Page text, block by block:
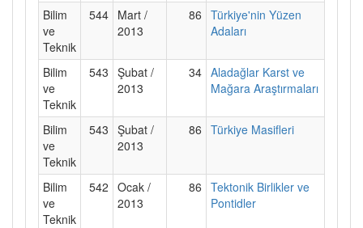
Bilim
ve
Teknik
544 Mart /
2013
86 Türkiye'nin Yüzen
Adaları
Bilim
ve
Teknik
543 Şubat /
2013
34 Aladağlar Karst ve
Mağara Araştırmaları
Bilim
ve
Teknik
543 Şubat /
2013
86 Türkiye Masifleri
Bilim
ve
Teknik
542 Ocak /
2013
86 Tektonik Birlikler ve
Pontidler